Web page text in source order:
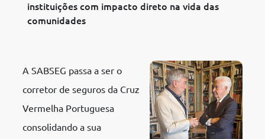
instituições com impacto direto na vida das
comunidades
A SABSEG passa a ser o
corretor de seguros da Cruz
Vermelha Portuguesa
consolidando a sua